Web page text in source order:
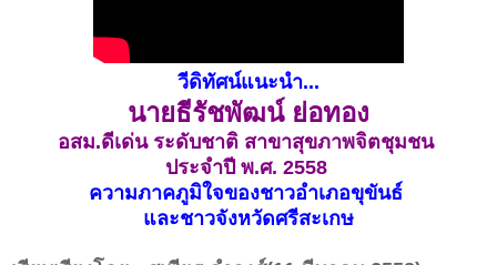
วีดิทัศน์แนะนำ...
นายธีรัชพัฒน์ ย่อทอง
อสม.ดีเด่น ระดับชาติ สาขาสุขภาพจิตชุมชน
ประจำปี พ.ศ. 2558
ความภาคภูมิใจของชาวอำเภอขุขันธ์
และชาวจังหวัดศรีสะเกษ